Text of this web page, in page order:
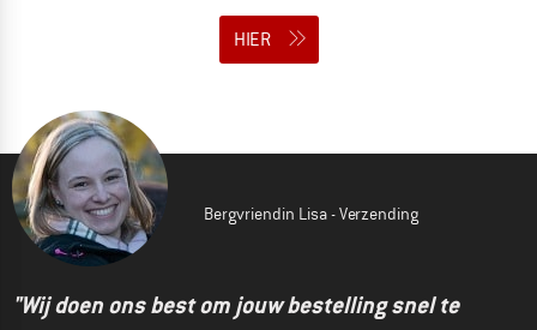
HIER
Bergvriendin Lisa - Verzending
"Wij doen ons best om jouw bestelling snel te